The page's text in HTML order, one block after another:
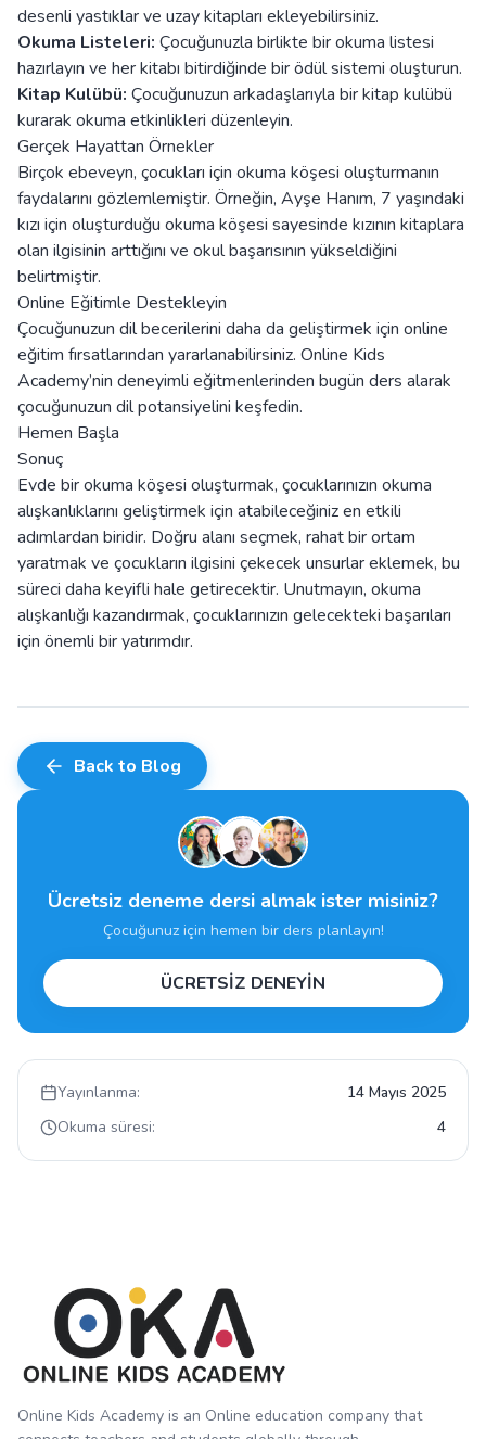
desenli yastıklar ve uzay kitapları ekleyebilirsiniz.
Okuma Listeleri: Çocuğunuzla birlikte bir okuma listesi
hazırlayın ve her kitabı bitirdiğinde bir ödül sistemi oluşturun.
Kitap Kulübü: Çocuğunuzun arkadaşlarıyla bir kitap kulübü
kurarak okuma etkinlikleri düzenleyin.
Gerçek Hayattan Örnekler
Birçok ebeveyn, çocukları için okuma köşesi oluşturmanın
faydalarını gözlemlemiştir. Örneğin, Ayşe Hanım, 7 yaşındaki
kızı için oluşturduğu okuma köşesi sayesinde kızının kitaplara
olan ilgisinin arttığını ve okul başarısının yükseldiğini
belirtmiştir.
Online Eğitimle Destekleyin
Çocuğunuzun dil becerilerini daha da geliştirmek için online
eğitim fırsatlarından yararlanabilirsiniz. Online Kids
Academy’nin deneyimli eğitmenlerinden bugün ders alarak
çocuğunuzun dil potansiyelini keşfedin.
Hemen Başla
Sonuç
Evde bir okuma köşesi oluşturmak, çocuklarınızın okuma
alışkanlıklarını geliştirmek için atabileceğiniz en etkili
adımlardan biridir. Doğru alanı seçmek, rahat bir ortam
yaratmak ve çocukların ilgisini çekecek unsurlar eklemek, bu
süreci daha keyifli hale getirecektir. Unutmayın, okuma
alışkanlığı kazandırmak, çocuklarınızın gelecekteki başarıları
için önemli bir yatırımdır.
Back to Blog
Ücretsiz deneme dersi almak ister misiniz?
Çocuğunuz için hemen bir ders planlayın!
ÜCRETSİZ DENEYİN
Yayınlanma:
14 Mayıs 2025
Okuma süresi:
4
Online Kids Academy is an Online education company that